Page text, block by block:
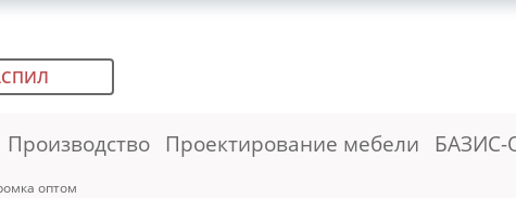
Производство Проектирование мебели БАЗИС-
оптом